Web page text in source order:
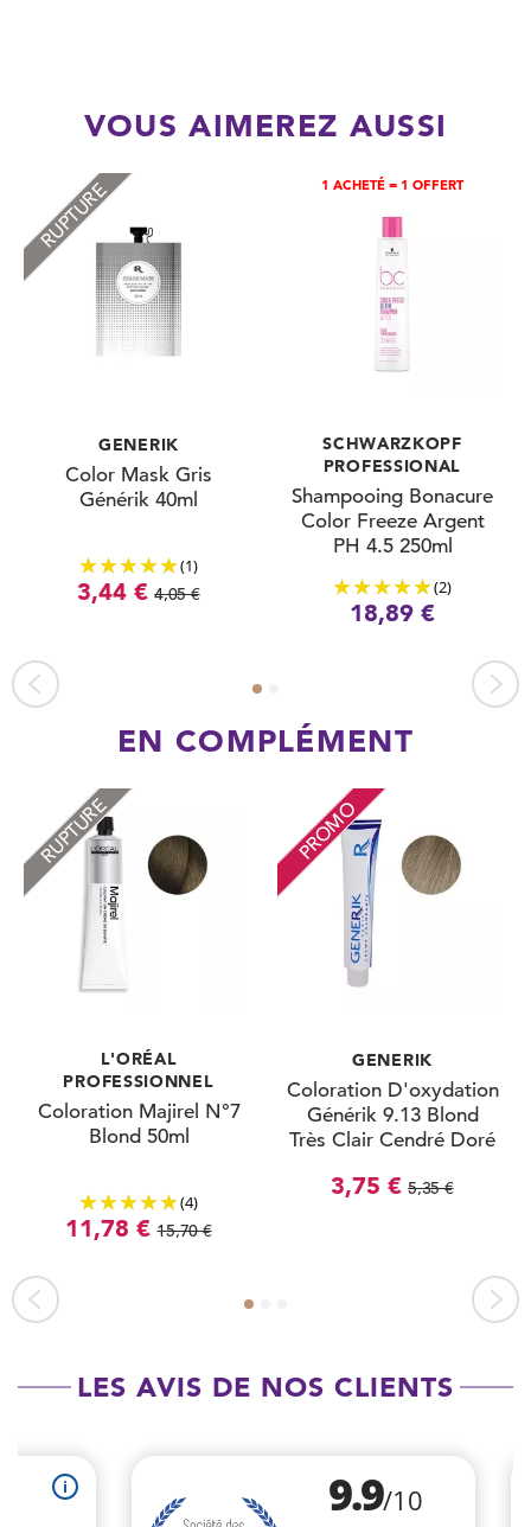
VOUS AIMEREZ AUSSI
RUPTURE
GENERIK
Color Mask Gris
Générik 40ml
(1)
3,44 € 4,05 €
1 ACHETÉ = 1 OFFERT
SCHWARZKOPF
PROFESSIONAL
Shampooing Bonacure
Color Freeze Argent
PH 4.5 250ml
(2)
18,89 €
EN COMPLÉMENT
RUPTURE
L'ORÉAL
PROFESSIONNEL
Coloration Majirel N°7
Blond 50ml
(4)
11,78 € 15,70 €
PROMO
GENERIK
Coloration D'oxydation
Générik 9.13 Blond
Très Clair Cendré Doré
3,75 € 5,35 €
LES AVIS DE NOS CLIENTS